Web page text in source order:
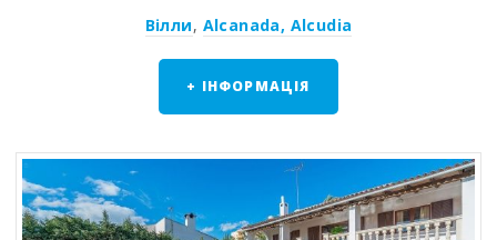
Вілли, Alcanada, Alcudia
+ ІНФОРМАЦІЯ